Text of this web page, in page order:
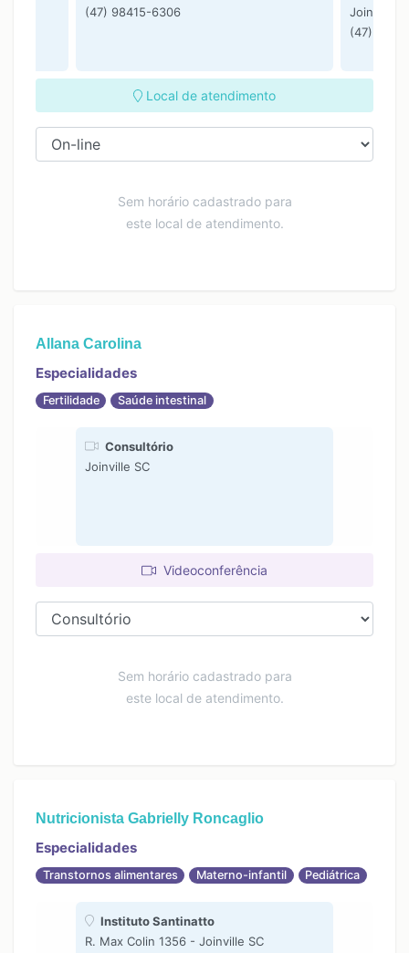
(47) 98415-6306
Joinville
(47)
Local de atendimento
Sem horário cadastrado para
este local de atendimento.
Allana Carolina
Especialidades
Fertilidade Saúde intestinal
Consultório
Joinville SC
Videoconferência
Sem horário cadastrado para
este local de atendimento.
Nutricionista Gabrielly Roncaglio
Especialidades
Transtornos alimentares Materno-infantil Pediátrica
Instituto Santinatto
R. Max Colin 1356 - Joinville SC